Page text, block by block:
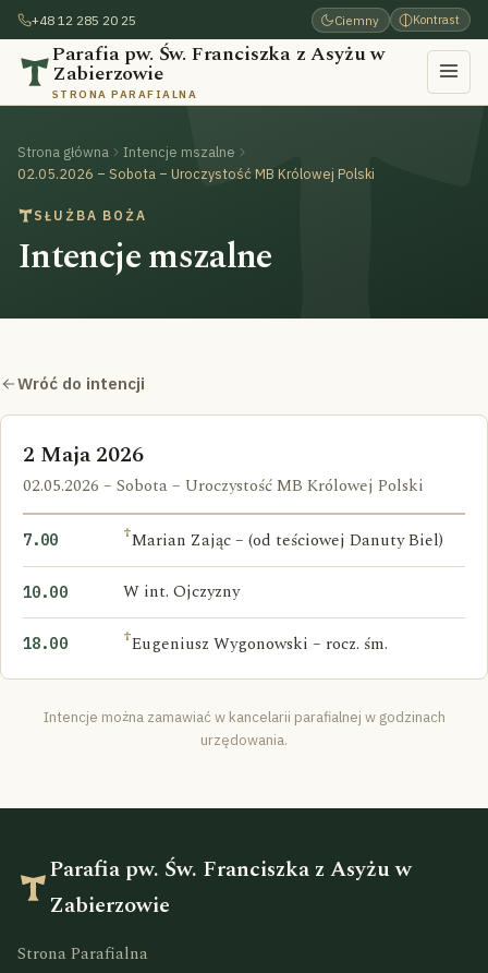
+48 12 285 20 25 Ciemny Kontrast
Parafia pw. Św. Franciszka z Asyżu w
Zabierzowie
STRONA PARAFIALNA
Strona główna
Intencje mszalne
02.05.2026 – Sobota – Uroczystość MB Królowej Polski
SŁUŻBA BOŻA
Intencje mszalne
Wróć do intencji
2 Maja 2026
02.05.2026 – Sobota – Uroczystość MB Królowej Polski
7.00 †Marian Zając – (od teściowej Danuty Biel)
10.00 W int. Ojczyzny
18.00 †Eugeniusz Wygonowski – rocz. śm.
Intencje można zamawiać w kancelarii parafialnej w godzinach
urzędowania.
Parafia pw. Św. Franciszka z Asyżu w
Zabierzowie
Strona Parafialna